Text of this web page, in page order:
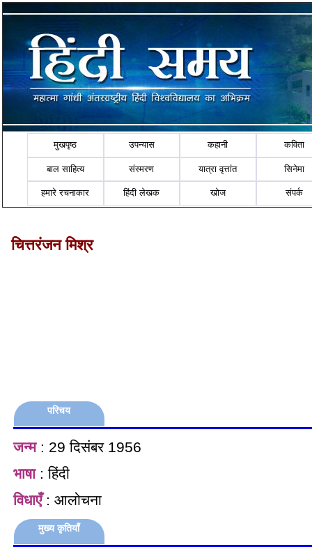
मुखपृष्ठ उपन्यास कहानी कविता
बाल साहित्य संस्मरण यात्रा वृत्तांत सिनेमा
हमारे रचनाकार हिंदी लेखक खोज संपर्क
चित्तरंजन मिश्र
परिचय
जन्म: 29 दिसंबर 1956
भाषा: हिंदी
विधाएँ: आलोचना
मुख्य कृतियाँ